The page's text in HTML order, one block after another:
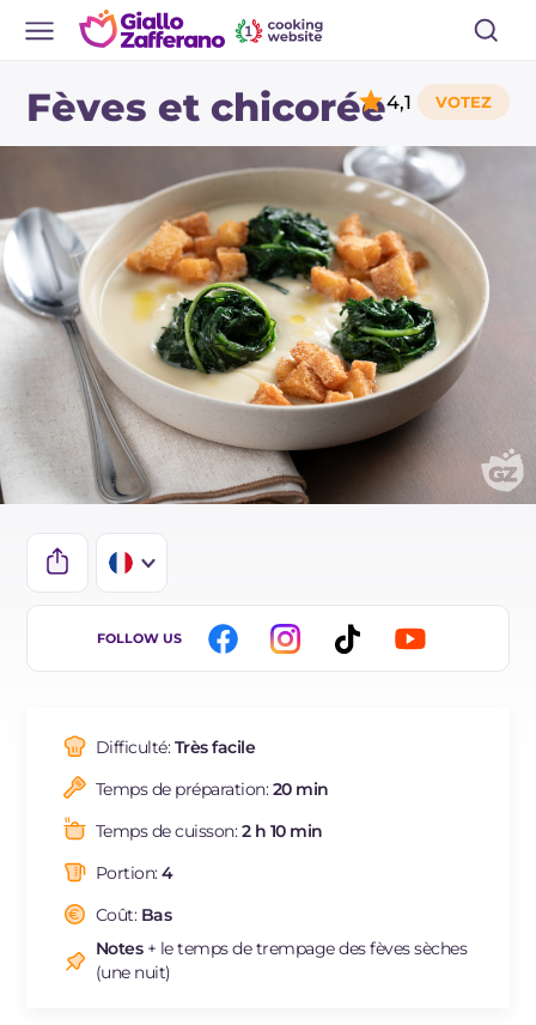
Fèves et chicorée4,1
IT
ES
BR
NL
FOLLOW US
Difficulté:Très facile
Temps de préparation:20 min
Temps de cuisson:2 h 10 min
Portion:4
Coût: Bas
Notes+ le temps de trempage des fèves sèches
(une nuit)